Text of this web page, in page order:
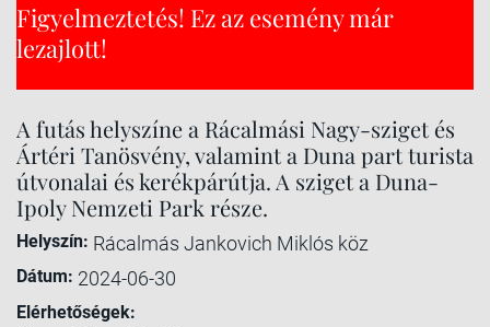
Figyelmeztetés! Ez az esemény már
lezajlott!
A futás helyszíne a Rácalmási Nagy-sziget és
Ártéri Tanösvény, valamint a Duna part turista
útvonalai és kerékpárútja. A sziget a Duna-
Ipoly Nemzeti Park része.
Helyszín: Rácalmás Jankovich Miklós köz
Dátum: 2024-06-30
Elérhetőségek: